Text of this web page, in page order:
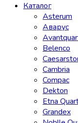
Каталог
Asterum
Аварус
Belenco
Cambria
Compac
Dekton
Etna
Grandex